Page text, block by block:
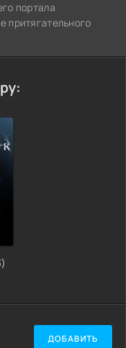
портала
притягательного
ДОБАВИТЬ